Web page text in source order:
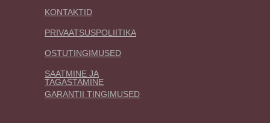
PRIVAATSUSPOLIITIKA
OSTUTINGIMUSED
KONTAKTID
SAATMINE JA
TAGASTAMINE
GARANTII TINGIMUSED